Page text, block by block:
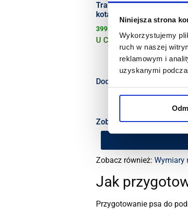
Niniejsza strona
Wykorzystujemy
ruch w naszej
reklamowym i
uzyskanymi
Transporter
kota lub dla małego psa
399.00
U Ciebie już za 1-2 dni
Bardzo mały pies
Dodaj do koszyka
Zobacz nasze kategorie
Zobacz również: Wymiary
Jak
Przygotowanie psa do